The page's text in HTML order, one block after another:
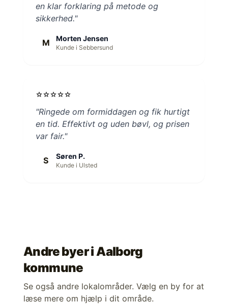
en klar forklaring på metode og
sikkerhed."
M Morten Jensen
Kunde i Sebbersund
starstarstarstarstar
"Ringede om formiddagen og fik hurtigt
en tid. Effektivt og uden bøvl, og prisen
var fair."
S Søren P.
Kunde i Ulsted
Andre byer iAalborg
kommune
Se også andre lokalområder. Vælg en by for at
læse mere om hjælp i dit område.